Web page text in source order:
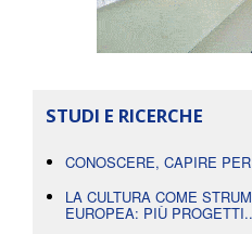
STUDI E RICERCHE
CONOSCERE, CAPIRE
LA CULTURA COME
EUROPEA: PIÙ